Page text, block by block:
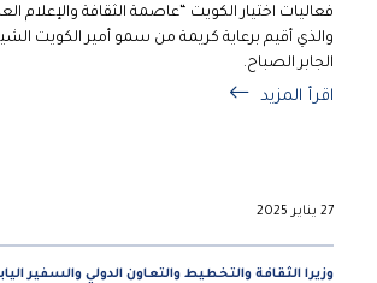
والذي أقيم برعاية كريمة من سمو أمير الكويت
الجابر الصباح.
اقرأ المزيد
27 يناير 2025
وزيرا الثقافة والتخطيط والتعاون الدولي والسفير